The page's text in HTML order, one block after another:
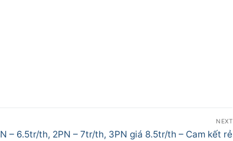
NEXT
– 6.5tr/th, 2PN – 7tr/th, 3PN giá 8.5tr/th – Cam kết rẻ